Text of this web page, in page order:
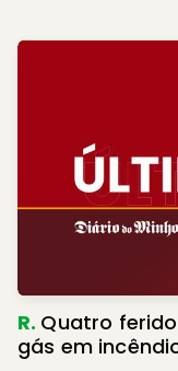
R. Quatro
gás em